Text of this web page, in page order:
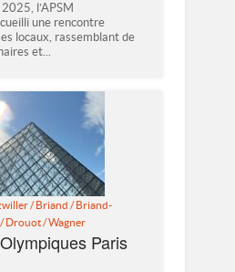
l’APSM
une rencontre
locaux, rassemblant de
et...
/Briand /Briand-
/Drouot /Wagner
Paris